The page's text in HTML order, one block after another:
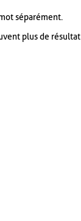
séparément.
plus de résultat